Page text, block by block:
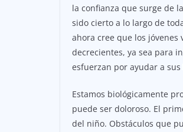
la confianza que surge de
sido cierto a lo largo de
ahora cree que los
decrecientes, ya sea para
esfuerzan por ayudar a
Estamos biológicamente
puede ser doloroso. El
del niño. Obstáculos que